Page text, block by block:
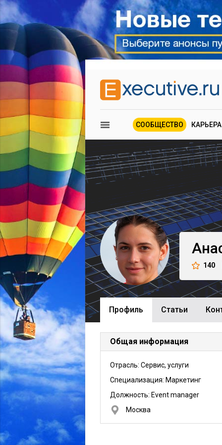
СООБЩЕСТВО КАРЬЕРА
140
Профиль Cтатьи
Общая информация
Отрасль: Сервис, услуги
Специализация: Маркетинг
Должность: Event manager
Москва